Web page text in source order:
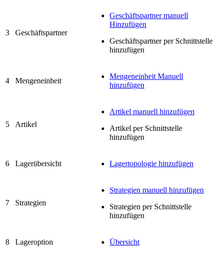
3 Geschäftspartner
Geschäftspartner manuell
Hinzufügen
Geschäftspartner per Schnittstelle
hinzufügen
4 Mengeneinheit
Mengeneinheit Manuell
hinzufügen
5 Artikel
Artikel manuell hinzufügen
Artikel per Schnittstelle
hinzufügen
6 Lagerübersicht Lagertopologie hinzufügen
7 Strategien
Strategien manuell hinzufügen
Strategien per Schnittstelle
hinzufügen
8 Lageroption Übersicht